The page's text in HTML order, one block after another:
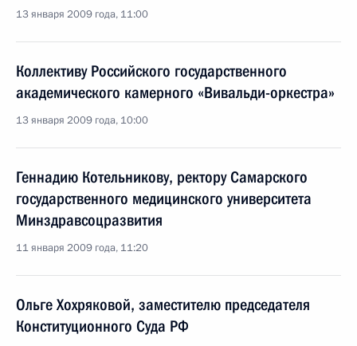
13 января 2009 года, 11:00
Коллективу Российского государственного
академического камерного «Вивальди-оркестра»
13 января 2009 года, 10:00
Геннадию Котельникову, ректору Самарского
государственного медицинского университета
Минздравсоцразвития
11 января 2009 года, 11:20
Ольге Хохряковой, заместителю председателя
Конституционного Суда РФ